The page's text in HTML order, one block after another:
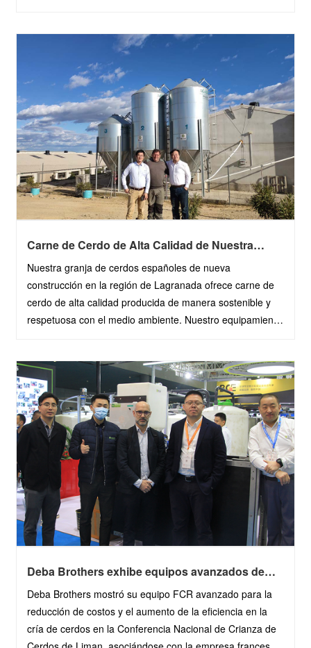
Carne de Cerdo de Alta Calidad de Nuestra
Comarca de Lagranada
Nuestra granja de cerdos españoles de nueva
construcción en la región de Lagranada ofrece carne de
cerdo de alta calidad producida de manera sostenible y
respetuosa con el medio ambiente. Nuestro equipamiento
Deba Brothers exhibe equipos avanzados de
de Liman
Deba Brothers mostró su equipo FCR avanzado para la
reducción de costos y el aumento de la eficiencia en la
cría de cerdos en la Conferencia Nacional de Crianza de